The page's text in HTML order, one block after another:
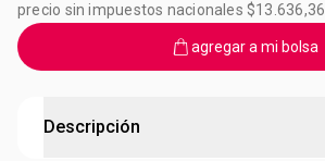
precio sin impuestos nacionales $13.636,36
agregar a mi bolsa
Descripción